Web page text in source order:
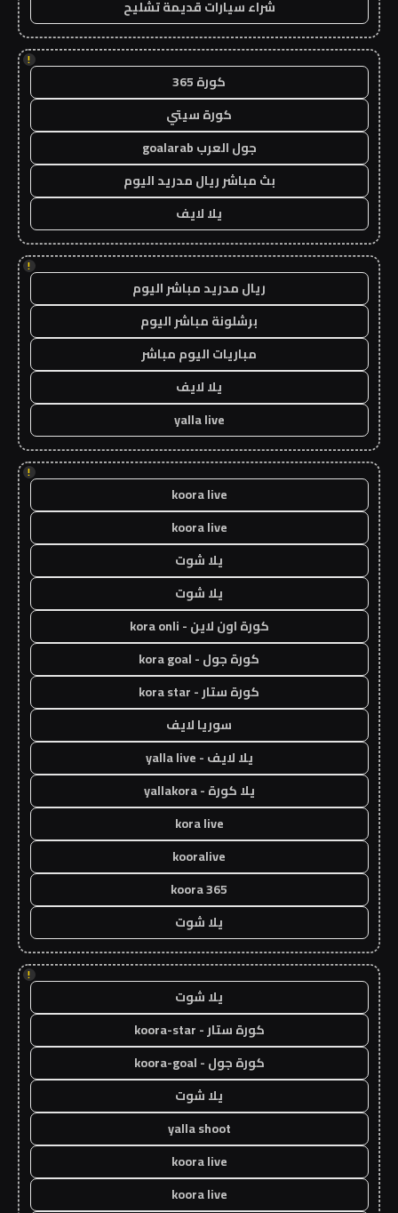
شراء سيارات قديمة تشليح
!
كورة 365
كورة سيتي
جول العرب goalarab
بث مباشر ريال مدريد اليوم
يلا لايف
!
ريال مدريد مباشر اليوم
برشلونة مباشر اليوم
مباريات اليوم مباشر
يلا لايف
yalla live
!
koora live
koora live
يلا شوت
يلا شوت
كورة اون لاين - kora onli
كورة جول - kora goal
كورة ستار - kora star
سوريا لايف
يلا لايف - yalla live
يلا كورة - yallakora
kora live
kooralive
koora 365
يلا شوت
!
يلا شوت
كورة ستار - koora-star
كورة جول - koora-goal
يلا شوت
yalla shoot
koora live
koora live